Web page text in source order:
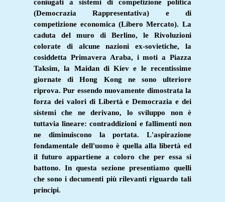
coniugati a sistemi di competizione politica
(Democrazia Rappresentativa) e di
competizione economica (Libero Mercato). La
caduta del muro di Berlino, le Rivoluzioni
colorate di alcune nazioni ex-sovietiche, la
cosiddetta Primavera Araba, i moti a Piazza
Taksim, la Maidan di Kiev e le recentissime
giornate di Hong Kong ne sono ulteriore
riprova. Pur essendo nuovamente dimostrata la
forza dei valori di Libertà e Democrazia e dei
sistemi che ne derivano, lo sviluppo non è
tuttavia lineare: contraddizioni e fallimenti non
ne diminuiscono la portata. L'aspirazione
fondamentale dell'uomo è quella alla libertà ed
il futuro appartiene a coloro che per essa si
battono. In questa sezione presentiamo quelli
che sono i documenti più rilevanti riguardo tali
principi.